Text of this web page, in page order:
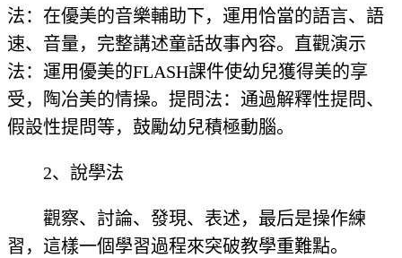
法：在優美的音樂輔助下，運用恰當的語言、語
速、音量，完整講述童話故事內容。直觀演示
法：運用優美的FLASH課件使幼兒獲得美的享
受，陶冶美的情操。提問法：通過解釋性提問、
假設性提問等，鼓勵幼兒積極動腦。
2、說學法
觀察、討論、發現、表述，最后是操作練
習，這樣一個學習過程來突破教學重難點。